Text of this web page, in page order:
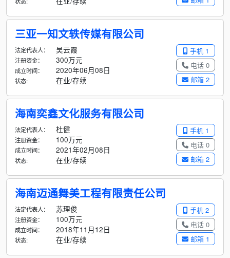
三亚一知文轶传媒有限公司
手机 1
电话 0
邮箱 2
法定代表人： 吴云霞
注册资金： 300万元
成立时间： 2020年06月08日
状态: 在业/存续
海南奕鑫文化服务有限公司
手机 1
电话 0
邮箱 2
法定代表人： 杜健
注册资金： 100万元
成立时间： 2021年02月08日
状态: 在业/存续
海南迈通舞美工程有限责任公司
手机 2
电话 0
邮箱 1
法定代表人： 苏理俊
注册资金： 100万元
成立时间： 2018年11月12日
状态: 在业/存续